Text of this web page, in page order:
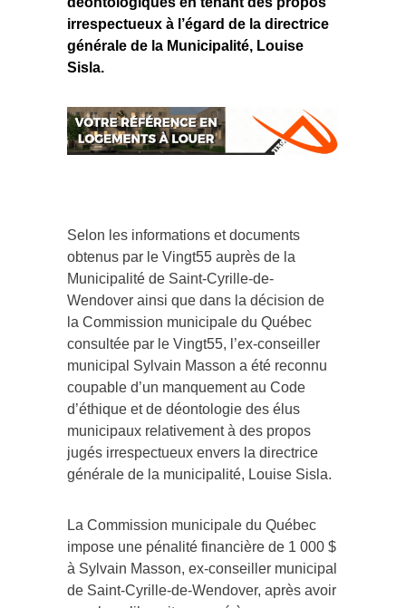
irrespectueux à l’égard de la directrice
générale de la Municipalité, Louise
Sisla.
Selon les informations et documents
obtenus par le Vingt55 auprès de la
Municipalité de Saint-Cyrille-de-
Wendover ainsi que dans la décision de
la Commission municipale du Québec
consultée par le Vingt55, l’ex-conseiller
municipal Sylvain Masson a été reconnu
coupable d’un manquement au Code
d’éthique et de déontologie des élus
municipaux relativement à des propos
jugés irrespectueux envers la directrice
générale de la municipalité, Louise Sisla.
La Commission municipale du Québec
impose une pénalité financière de 1 000 $
à Sylvain Masson, ex-conseiller municipal
de Saint-Cyrille-de-Wendover, après avoir